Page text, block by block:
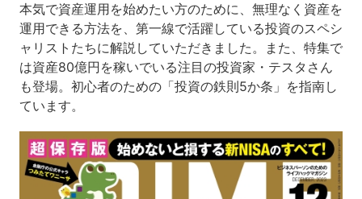
本気で資産運用を始めたい方のために、無理なく資産を
運用できる方法を、第一線で活躍している投資のスペシ
ャリストたちに解説していただきました。また、特集で
は資産80億円を稼いでいる注目の投資家・テスタさん
も登場。初心者のための「投資の鉄則5か条」を指南し
ています。